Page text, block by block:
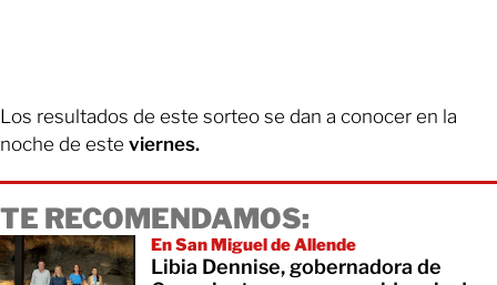
Los resultados de este sorteo se dan a conocer en la
noche de este viernes.
TE RECOMENDAMOS:
En San Miguel de Allende
Libia Dennise, gobernadora de